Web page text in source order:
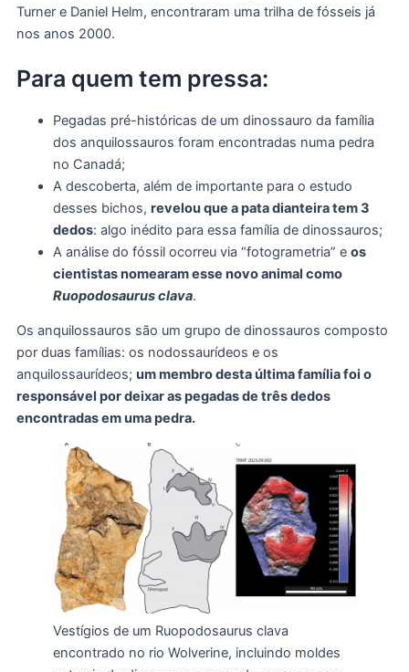
Turner e Daniel Helm, encontraram uma trilha de fósseis já
nos anos 2000.
Para quem tem pressa:
Pegadas pré-históricas de um dinossauro da família
dos anquilossauros foram encontradas numa pedra
no Canadá;
A descoberta, além de importante para o estudo
desses bichos, revelou que a pata dianteira tem 3
dedos: algo inédito para essa família de dinossauros;
A análise do fóssil ocorreu via “fotogrametria” e os
cientistas nomearam esse novo animal como
Ruopodosaurus clava.
Os anquilossauros são um grupo de dinossauros composto
por duas famílias: os nodossaurídeos e os
anquilossaurídeos; um membro desta última família foi o
responsável por deixar as pegadas de três dedos
encontradas em uma pedra.
Vestígios de um Ruopodosaurus clava
encontrado no rio Wolverine, incluindo moldes